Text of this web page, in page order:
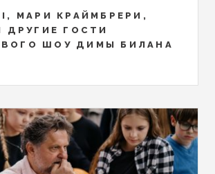
МАРИ КРАЙМБРЕРИ,
ДРУГИЕ ГОСТИ
ШОУ ДИМЫ БИЛАНА